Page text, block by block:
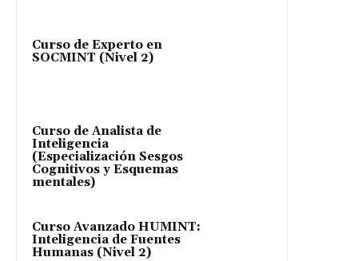
Curso de Experto en
SOCMINT (Nivel 2)
Curso de Analista de
Inteligencia
(Especialización Sesgos
Cognitivos y Esquemas
mentales)
Curso Avanzado HUMINT:
Inteligencia de Fuentes
Humanas (Nivel 2)